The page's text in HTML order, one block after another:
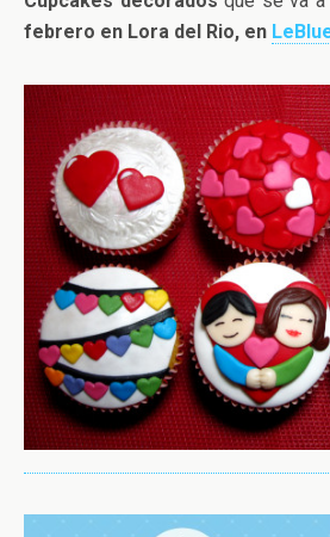
febrero en Lora del Rio, en